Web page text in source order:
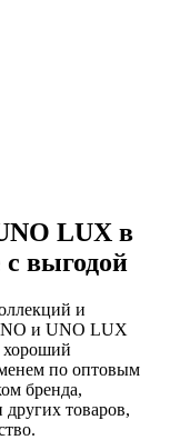
LUX в
выгодой
и
и UNO LUX
хороший
по оптовым
бренда,
других товаров,